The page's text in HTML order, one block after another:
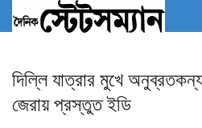
দিল্লি যাত্রার মুখে
জেরায় প্রস্তুত ইডি